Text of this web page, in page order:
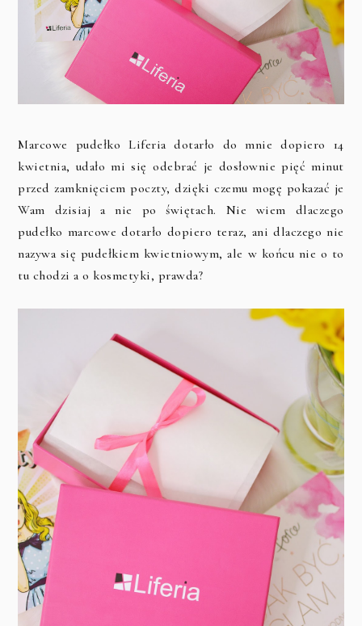
Marcowe pudełko Liferia dotarło do mnie dopiero 14
kwietnia, udało mi się odebrać je dosłownie pięć minut
przed zamknięciem poczty, dzięki czemu mogę pokazać je
Wam dzisiaj a nie po świętach. Nie wiem dlaczego
pudełko marcowe dotarło dopiero teraz, ani dlaczego nie
nazywa się pudełkiem kwietniowym, ale w końcu nie o to
tu chodzi a o kosmetyki, prawda?